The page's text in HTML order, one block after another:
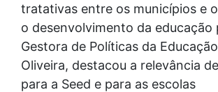
tratativas entre os municípios e
o desenvolvimento da educação
Gestora de Políticas da
Oliveira, destacou a relevância
para a Seed e para as escolas